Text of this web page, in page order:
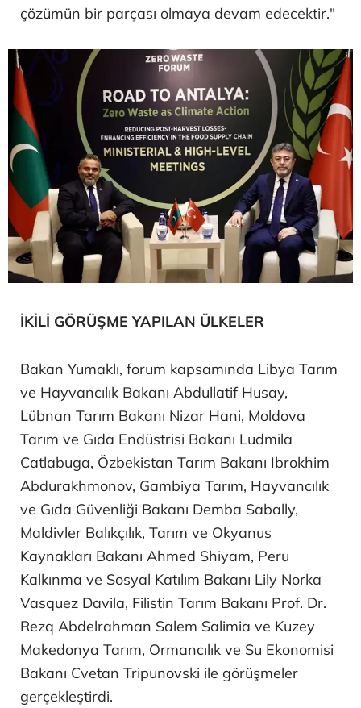
çözümün bir parçası olmaya devam edecektir."
İKİLİ GÖRÜŞME YAPILAN ÜLKELER
Bakan Yumaklı, forum kapsamında Libya Tarım
ve Hayvancılık Bakanı Abdullatif Husay,
Lübnan Tarım Bakanı Nizar Hani, Moldova
Tarım ve Gıda Endüstrisi Bakanı Ludmila
Catlabuga, Özbekistan Tarım Bakanı Ibrokhim
Abdurakhmonov, Gambiya Tarım, Hayvancılık
ve Gıda Güvenliği Bakanı Demba Sabally,
Maldivler Balıkçılık, Tarım ve Okyanus
Kaynakları Bakanı Ahmed Shiyam, Peru
Kalkınma ve Sosyal Katılım Bakanı Lily Norka
Vasquez Davila, Filistin Tarım Bakanı Prof. Dr.
Rezq Abdelrahman Salem Salimia ve Kuzey
Makedonya Tarım, Ormancılık ve Su Ekonomisi
Bakanı Cvetan Tripunovski ile görüşmeler
gerçekleştirdi.